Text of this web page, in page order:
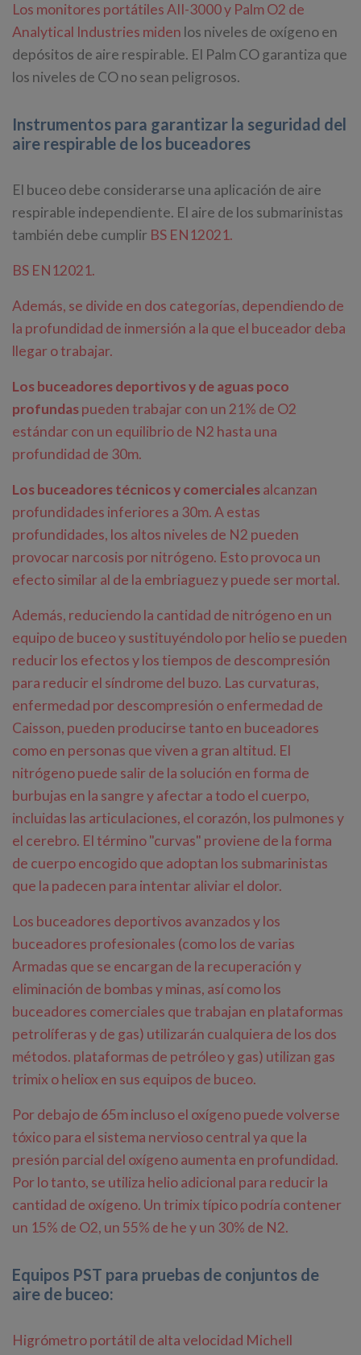
Los monitores portátiles AII-3000 y Palm O2 de
Analytical Industries miden los niveles de oxígeno en
depósitos de aire respirable. El Palm CO garantiza que
los niveles de CO no sean peligrosos.
Instrumentos para garantizar la seguridad del
aire respirable de los buceadores
El buceo debe considerarse una aplicación de aire
respirable independiente. El aire de los submarinistas
también debe cumplir BS EN12021.
BS EN12021.
Además, se divide en dos categorías, dependiendo de
la profundidad de inmersión a la que el buceador deba
llegar o trabajar.
Los buceadores deportivos y de aguas poco
profundaspueden trabajar con un 21% de O2
estándar con un equilibrio de N2 hasta una
profundidad de 30m.
Los buceadores técnicos y comercialesalcanzan
profundidades inferiores a 30m. A estas
profundidades, los altos niveles de N2 pueden
provocar narcosis por nitrógeno. Esto provoca un
efecto similar al de la embriaguez y puede ser mortal.
Además, reduciendo la cantidad de nitrógeno en un
equipo de buceo y sustituyéndolo por helio se pueden
reducir los efectos y los tiempos de descompresión
para reducir el síndrome del buzo. Las curvaturas,
enfermedad por descompresión o enfermedad de
Caisson, pueden producirse tanto en buceadores
como en personas que viven a gran altitud. El
nitrógeno puede salir de la solución en forma de
burbujas en la sangre y afectar a todo el cuerpo,
incluidas las articulaciones, el corazón, los pulmones y
el cerebro. El término "curvas" proviene de la forma
de cuerpo encogido que adoptan los submarinistas
que la padecen para intentar aliviar el dolor.
Los buceadores deportivos avanzados y los
buceadores profesionales (como los de varias
Armadas que se encargan de la recuperación y
eliminación de bombas y minas, así como los
buceadores comerciales que trabajan en plataformas
petrolíferas y de gas) utilizarán cualquiera de los dos
métodos. plataformas de petróleo y gas) utilizan gas
trimix o heliox en sus equipos de buceo.
Por debajo de 65m incluso el oxígeno puede volverse
tóxico para el sistema nervioso central ya que la
presión parcial del oxígeno aumenta en profundidad.
Por lo tanto, se utiliza helio adicional para reducir la
cantidad de oxígeno. Un trimix típico podría contener
un 15% de O2, un 55% de he y un 30% de N2.
Equipos PST para pruebas de conjuntos de
aire de buceo:
Higrómetro portátil de alta velocidad Michell